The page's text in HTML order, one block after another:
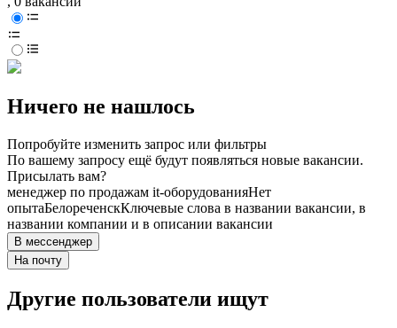
Ничего не нашлось
Попробуйте изменить запрос или фильтры
По вашему запросу ещё будут появляться новые вакансии.
Присылать вам?
менеджер по продажам it-оборудованияНет
опытаБелореченскКлючевые слова в названии вакансии, в
названии компании и в описании вакансии
В мессенджер
На почту
Другие пользователи ищут